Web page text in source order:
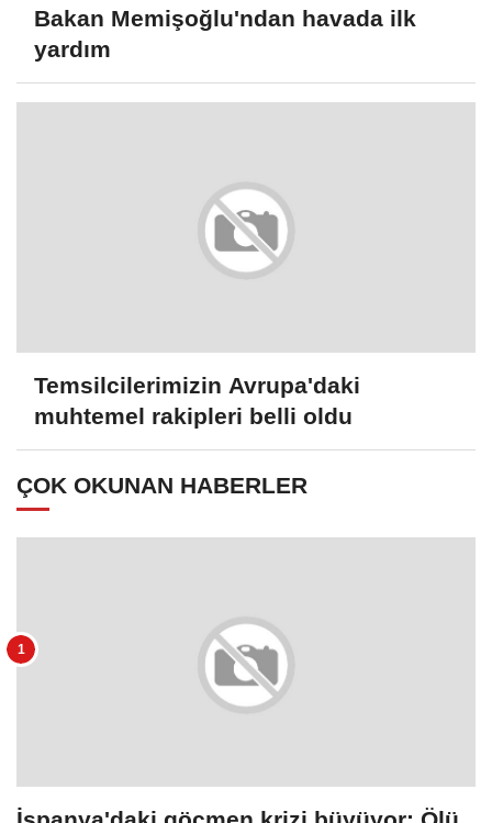
Bakan Memişoğlu'ndan havada ilk
yardım
Temsilcilerimizin Avrupa'daki
muhtemel rakipleri belli oldu
ÇOK OKUNAN HABERLER